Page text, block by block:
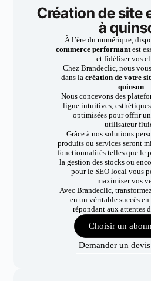
Création de site
à
À l’ère du numérique,
commerce performantest
et fidéliser vos
Chez Brandeclic, nous
dans la création de votre
quinson.
Nous concevons des
ligne intuitives,
optimisées pour offrir
utilisateur
Grâce à nos solutions
produits ou services seront
fonctionnalités telles que le
la gestion des stocks ou
pour le SEO local vous
maximiser vos
Avec Brandeclic,
en un véritable succès
répondant aux attentes
Choisir un
Demander un